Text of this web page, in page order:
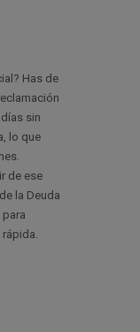
Has de
sin
lo que
de ese
la Deuda